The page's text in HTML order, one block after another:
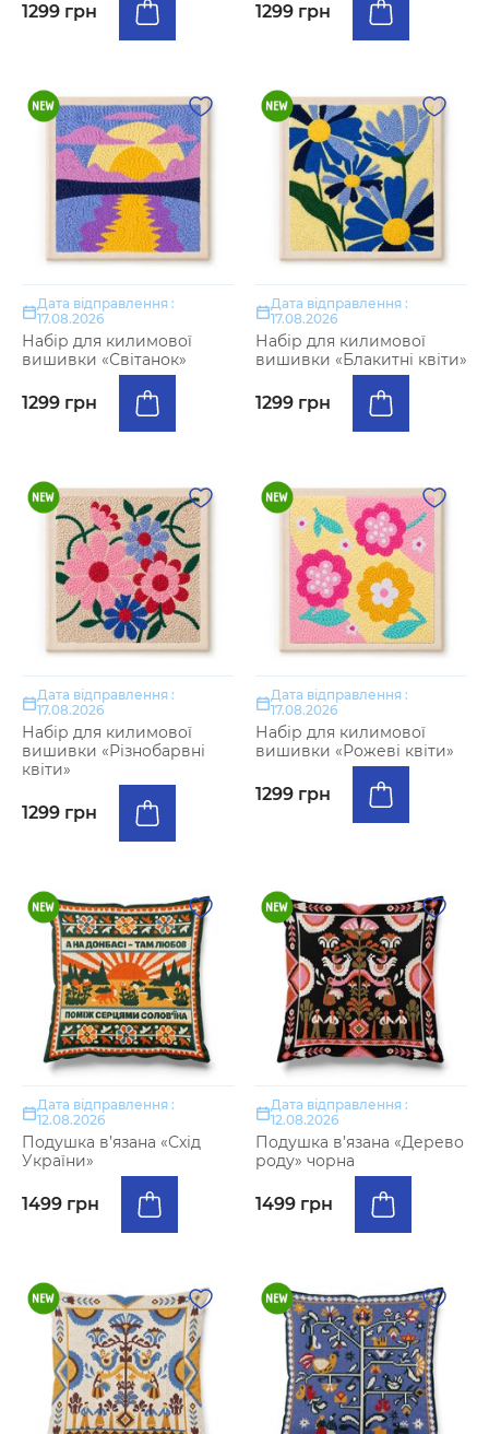
1299 грн 1299 грн
Дата відправлення :
17.08.2026
Набір для килимової
вишивки «Світанок»
1299 грн
Дата відправлення :
17.08.2026
Набір для килимової
вишивки «Блакитні квіти»
1299 грн
Дата відправлення :
17.08.2026
Набір для килимової
вишивки «Різнобарвні
квіти»
1299 грн
Дата відправлення :
17.08.2026
Набір для килимової
вишивки «Рожеві квіти»
1299 грн
Дата відправлення :
12.08.2026
Подушка в’язана «Схід
України»
1499 грн
Дата відправлення :
12.08.2026
Подушка в’язана «Дерево
роду» чорна
1499 грн